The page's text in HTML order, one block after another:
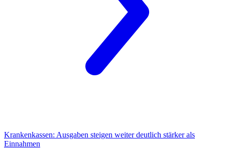
Krankenkassen: Ausgaben steigen weiter deutlich stärker als
Einnahmen